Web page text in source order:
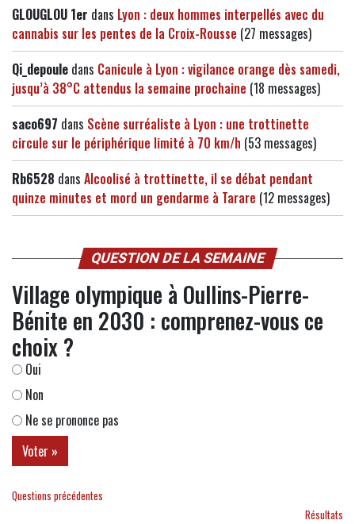
GLOUGLOU 1er dans Lyon : deux hommes interpellés avec du
cannabis sur les pentes de la Croix-Rousse (27 messages)
Qi_depoule dans Canicule à Lyon : vigilance orange dès samedi,
jusqu’à 38°C attendus la semaine prochaine (18 messages)
saco697 dans Scène surréaliste à Lyon : une trottinette
circule sur le périphérique limité à 70 km/h (53 messages)
Rb6528 dans Alcoolisé à trottinette, il se débat pendant
quinze minutes et mord un gendarme à Tarare (12 messages)
QUESTION DE LA SEMAINE
Village olympique à Oullins-Pierre-
Bénite en 2030 : comprenez-vous ce
choix ?
Oui
Non
Ne se prononce pas
Questions précédentes
Résultats